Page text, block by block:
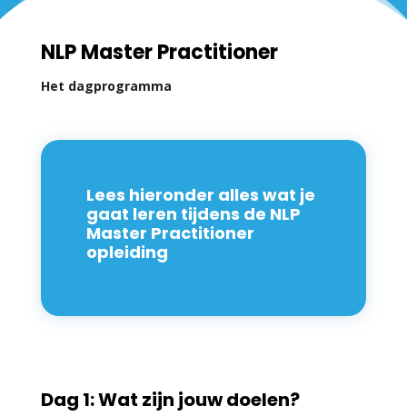
NLP Master Practitioner
Het dagprogramma
Lees hieronder alles wat je
gaat leren tijdens de NLP
Master Practitioner
opleiding
Dag 1: Wat zijn jouw doelen?